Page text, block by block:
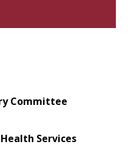
Committee
Services